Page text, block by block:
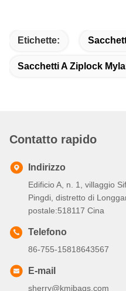
Etichette:
Sacchetti A Ziplock
Contatto rapido
Indirizzo
Edificio A, n. 1, villaggio
Pingdi, distretto di
postale:518117 Cina
Telefono
86-755-15818643567
E-mail
sherry@kmjbags.com